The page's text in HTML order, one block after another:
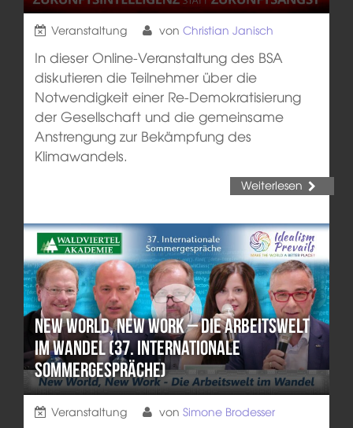
Veranstaltung von Christian Janisch
In dieser Online-Veranstaltung des BSA
diskutieren die Teilnehmer über die
Notwendigkeit einer Re-Demokratisierung
der Gesellschaft und die gemeinsame
Anstrengung zur Bekämpfung des
Klimawandels.
Weiterlesen
New World, New Work – Die Arbeitswelt
im Wandel (37. Internationale
Sommergespräche)
Veranstaltung von Simone Brodesser